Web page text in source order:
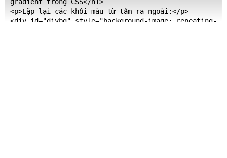
<p>Lặp lại các khối màu từ tâm ra ngoài:</p>
<div id="divbg" style="background-image: repeating-